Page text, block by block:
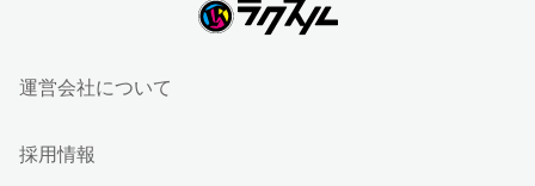
運営会社について
採用情報